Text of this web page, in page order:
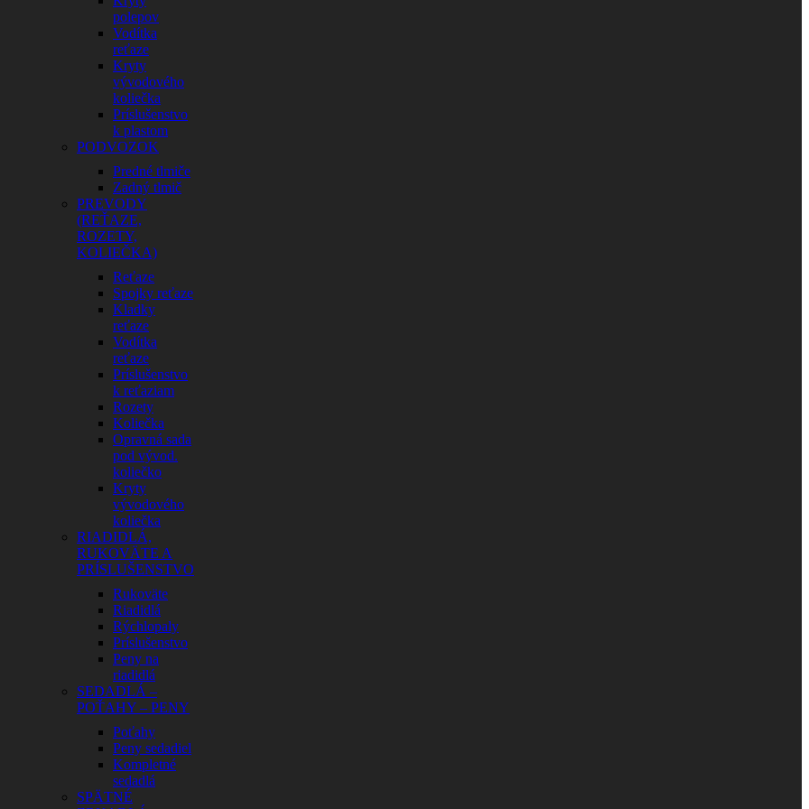
polepov
Vodítka
reťaze
Kryty
vývodového
koliečka
Príslušenstvo
k plastom
PODVOZOK
Predné tlmiče
Zadný tlmič
PREVODY
(REŤAZE,
ROZETY,
KOLIEČKA)
Reťaze
Spojky reťaze
Kladky
reťaze
Vodítka
reťaze
Príslušenstvo
k reťaziam
Rozety
Koliečka
Opravná sada
pod vývod.
koliečko
Kryty
vývodového
koliečka
RIADIDLÁ,
RUKOVÄTE A
PRÍSLUŠENSTVO
Rukoväte
Riadidlá
Rýchlopaly
Príslušenstvo
Peny na
riadidlá
SEDADLÁ –
POŤAHY – PENY
Poťahy
Peny sedadiel
Kompletné
sedadlá
SPÄTNÉ